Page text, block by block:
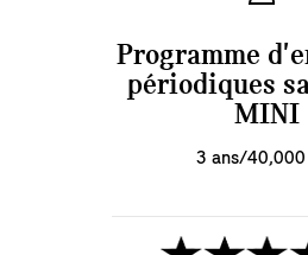
Programme
périodiques
MINI
3 ans/40,000